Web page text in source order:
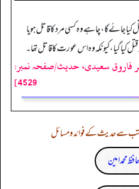
جائے گا، چاہے وہ کسی مرد کا قاتل ہو یا
گیا، کیونکہ وہ اس عورت کا قاتل تھا۔
فاروق سعیدی، حدیث/صفحہ نمبر:
4529]
سے حدیث کے فوائد و مسائل
حافظ محمد امین